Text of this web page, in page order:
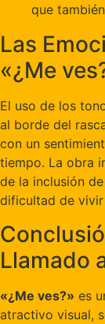
que
Las
«¿Me
El uso de los
al borde del
con un
tiempo. La obra
de la inclusión
dificultad de
Llamado
«¿Me ves?» es
atractivo visual,